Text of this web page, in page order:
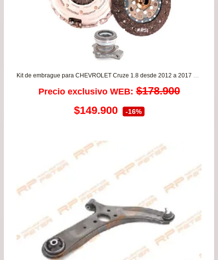
Kit de embrague para CHEVROLET Cruze 1.8 desde 2012 a 2017 VALEO
Precio exclusivo WEB: $178.900
El
original
$178.900.
$149.900El
es:
-16%